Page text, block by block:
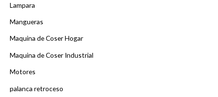
Lampara
Mangueras
Maquina de Coser Hogar
Maquina de Coser Industrial
Motores
palanca retroceso